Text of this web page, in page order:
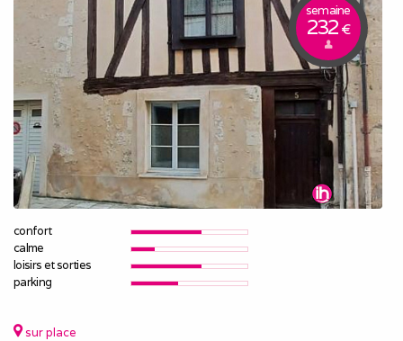
semaine
232€
confort
calme
loisirs et sorties
parking
sur place